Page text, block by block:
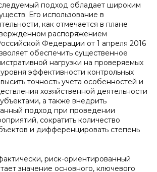
подход обладает широким
Его использование в
как отмечается в плане
распоряжением
Федерации от 1 апреля 2016
обеспечить существенное
нагрузки на проверяемых
эффективности контрольных
точность учета особенностей и
хозяйственной деятельности
а также внедрить
подход при проведении
сократить количество
и дифференцировать степень
риск-ориентированный
значение основного, ключевого